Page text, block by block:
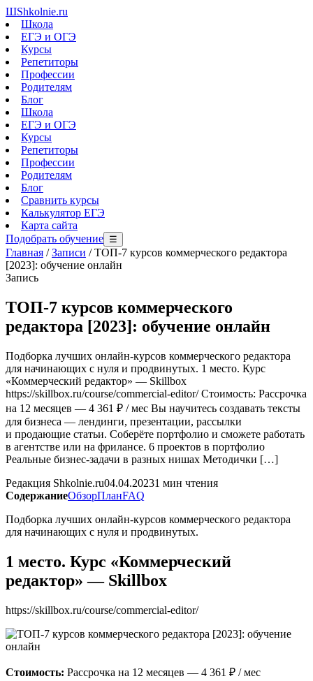
ШShkolnie.ru
Школа
ЕГЭ и ОГЭ
Курсы
Репетиторы
Профессии
Родителям
Блог
Школа
ЕГЭ и ОГЭ
Курсы
Репетиторы
Профессии
Родителям
Блог
Сравнить курсы
Калькулятор ЕГЭ
Карта сайта
Подобрать обучение ☰
Главная /Записи /ТОП-7 курсов коммерческого редактора
[2023]: обучение онлайн
Запись
ТОП-7 курсов коммерческого
редактора [2023]: обучение онлайн
Подборка лучших онлайн-курсов коммерческого редактора
для начинающих с нуля и продвинутых. 1 место. Курс
«Коммерческий редактор» — Skillbox
https://skillbox.ru/course/commercial-editor/ Стоимость: Рассрочка
на 12 месяцев — 4 361 ₽ / мес Вы научитесь создавать тексты
для бизнеса — лендинги, презентации, рассылки
и продающие статьи. Соберёте портфолио и сможете работать
в агентстве или на фрилансе. 6 проектов в портфолио
Реальные бизнес-задачи в разных нишах Методички […]
Редакция Shkolnie.ru04.04.20231 мин чтения
СодержаниеОбзорПланFAQ
Подборка лучших онлайн-курсов коммерческого редактора
для начинающих с нуля и продвинутых.
1 место. Курс «Коммерческий
редактор» — Skillbox
https://skillbox.ru/course/commercial-editor/
Стоимость: Рассрочка на 12 месяцев — 4 361 ₽ / мес